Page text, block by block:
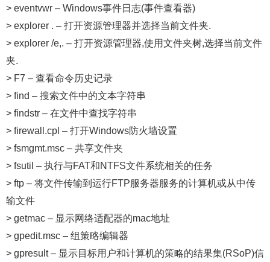
> eventvwr – Windows事件日志(事件查看器)
> explorer . – 打开资源管理器并选择当前文件夹.
> explorer /e,. – 打开资源管理器,使用文件夹树,选择当前文件
夹.
> F7 – 查看命令历史记录
> find – 搜索文件中的文本字符串
> findstr – 在文件中查找字符串
> firewall.cpl – 打开Windows防火墙设置
> fsmgmt.msc – 共享文件夹
> fsutil – 执行与FAT和NTFS文件系统相关的任务
> ftp – 将文件传输到运行FTP服务器服务的计算机或从中传
输文件
> getmac – 显示网络适配器的mac地址
> gpedit.msc – 组策略编辑器
> gpresult – 显示目标用户和计算机的策略的结果集(RSoP)信